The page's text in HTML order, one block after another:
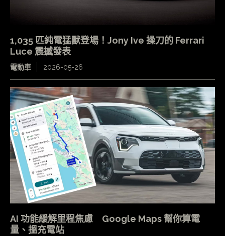
1,035 匹純電猛獸登場！Jony Ive 操刀的 Ferrari
Luce 震撼發表
電動車 2026-05-26
AI 功能緩解里程焦慮 Google Maps 幫你算電
量、搵充電站